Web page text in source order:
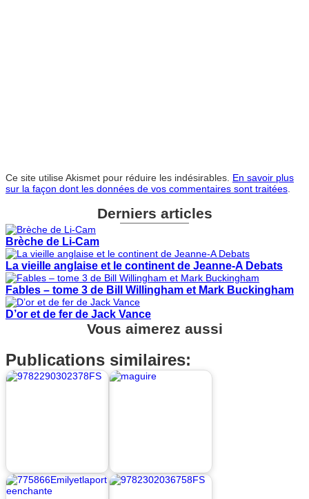
Ce site utilise Akismet pour réduire les indésirables. En savoir plus
sur la façon dont les données de vos commentaires sont traitées
Derniers articles
Brèche de Li-Cam
La vieille anglaise et le continent de Jeanne-A Debats
Fables – tome 3 de Bill Willingham et Mark Buckingham
D’or et de fer de Jack Vance
Vous aimerez aussi
Publications similaires: